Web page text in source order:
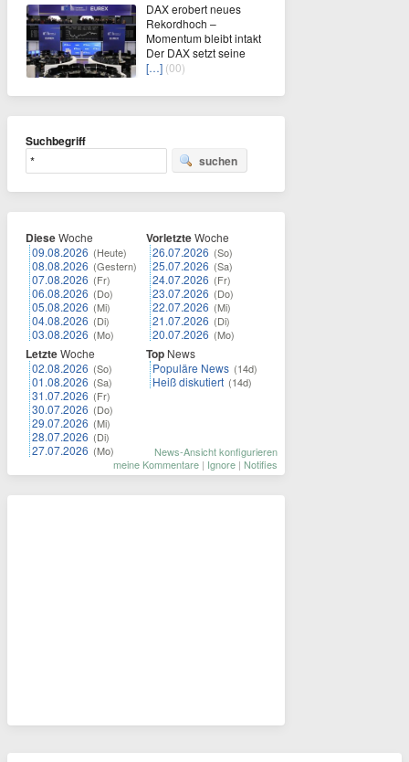
DAX erobert neues
Rekordhoch –
Momentum bleibt intakt
Der DAX setzt seine
[…] (00)
Suchbegriff
suchen
DieseWoche
09.08.2026 (Heute)
08.08.2026 (Gestern)
07.08.2026 (Fr)
06.08.2026 (Do)
05.08.2026 (Mi)
04.08.2026 (Di)
03.08.2026 (Mo)
LetzteWoche
02.08.2026 (So)
01.08.2026 (Sa)
31.07.2026 (Fr)
30.07.2026 (Do)
29.07.2026 (Mi)
28.07.2026 (Di)
27.07.2026 (Mo)
VorletzteWoche
26.07.2026 (So)
25.07.2026 (Sa)
24.07.2026 (Fr)
23.07.2026 (Do)
22.07.2026 (Mi)
21.07.2026 (Di)
20.07.2026 (Mo)
Top News
Populäre News (14d)
Heiß diskutiert (14d)
News-Ansicht konfigurieren
meine Kommentare | Ignore | Notifies